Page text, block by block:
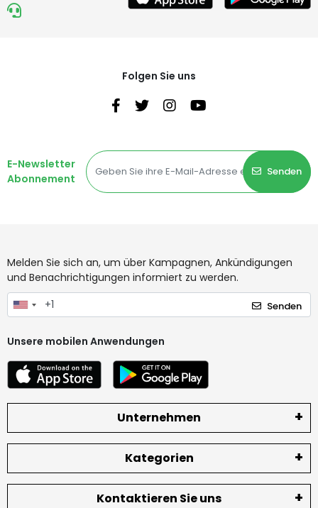
Folgen Sie uns
E-Newsletter
Abonnement
Senden
Melden Sie sich an, um über Kampagnen, Ankündigungen
und Benachrichtigungen informiert zu werden.
Senden
Unsere mobilen Anwendungen
Unternehmen
Kategorien
Kontaktieren Sie uns